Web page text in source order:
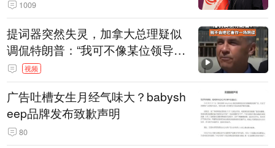
1009
提词器突然失灵，加拿大总理疑似
调侃特朗普：“我可不像某位领导
人，把这当成一场阴谋”，全场哄笑
视频
广告吐槽女生月经气味大？babysh
eep品牌发布致歉声明
80